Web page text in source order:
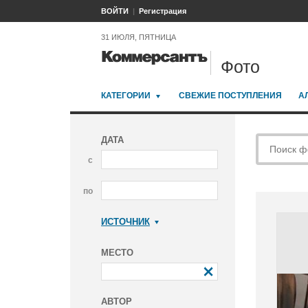
ВОЙТИ Регистрация
31 ИЮЛЯ, ПЯТНИЦА
Фото
КАТЕГОРИИ СВЕЖИЕ ПОСТУПЛЕНИЯ
ДАТА
с
по
ИСТОЧНИК
МЕСТО
АВТОР